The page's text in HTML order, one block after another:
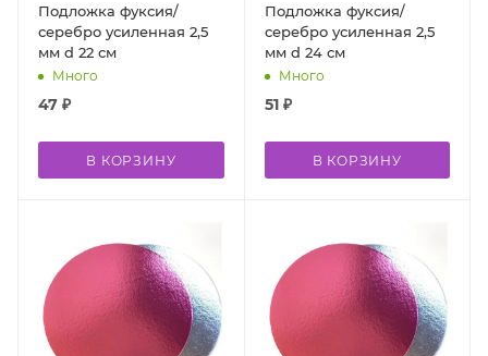
Подложка фуксия/
серебро усиленная 2,5
мм d 22 см
Много
47 ₽
В КОРЗИНУ
Подложка фуксия/
серебро усиленная 2,5
мм d 24 см
Много
51₽
В КОРЗИНУ